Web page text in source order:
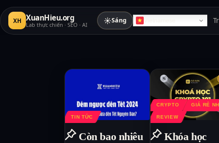
XH XuanHieu.org
Lab thực chiến · SEO · AI ☀Sáng
TIN TỨC
Còn bao nhiêu
CRYPTO GIÁ RẺ
REVIEW
Khóa học